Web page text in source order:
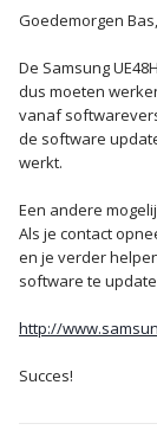
Goedemorgen Bas,
De Samsung
dus moeten
vanaf
de software
werkt.
Een andere
Als je contact
en je verder
software te
http://
Succes!